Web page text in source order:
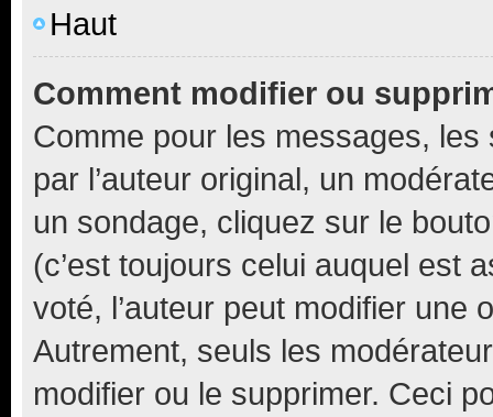
Haut
Comment modifier ou
Comme pour les messages,
par l’auteur original, un
un sondage, cliquez sur le
(c’est toujours celui auquel est
voté, l’auteur peut modifier une
Autrement, seuls les
modifier ou le supprimer. Ceci